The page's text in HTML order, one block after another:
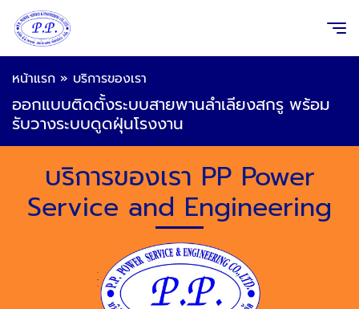
หน้าแรก » บริการของเรา
ออกแบบติดตั้งระบบสายพานลำเลียงสกรู พร้อม
รับวางระบบดูดฝุ่นโรงงาน
บริการของเรา PP Power
Service and Engineering